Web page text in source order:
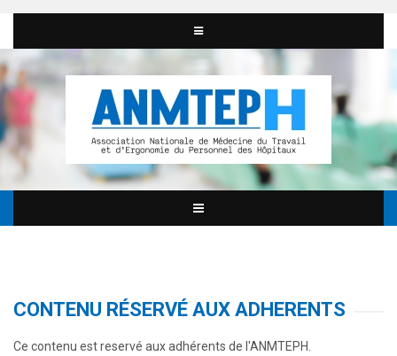
CONTENU RÉSERVÉ AUX ADHERENTS
Ce contenu est reservé aux adhérents de l'ANMTEPH.